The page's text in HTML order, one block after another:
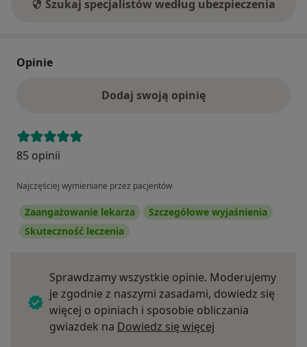
Szukaj specjalistów według ubezpieczenia
Opinie
Dodaj swoją opinię
85 opinii
Najczęściej wymieniane przez pacjentów
Zaangażowanie lekarza
Szczegółowe wyjaśnienia
Skuteczność leczenia
Sprawdzamy wszystkie opinie. Moderujemy
je zgodnie z naszymi zasadami, dowiedz się
więcej o opiniach i sposobie obliczania
gwiazdek na Dowiedz się więcej